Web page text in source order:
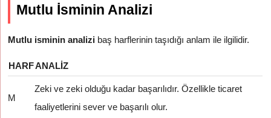
Mutlu İsminin Analizi
Mutlu isminin analizi baş harflerinin taşıdığı anlam ile ilgilidir.
HARFANALIZ
M
Zeki ve zeki olduğu kadar başarılıdır. Özellikle ticaret
faaliyetlerini sever ve başarılı olur.